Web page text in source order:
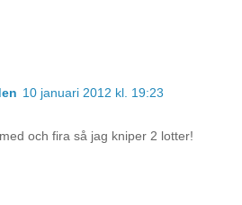
10 januari 2012 kl. 19:23
och fira så jag kniper 2 lotter!